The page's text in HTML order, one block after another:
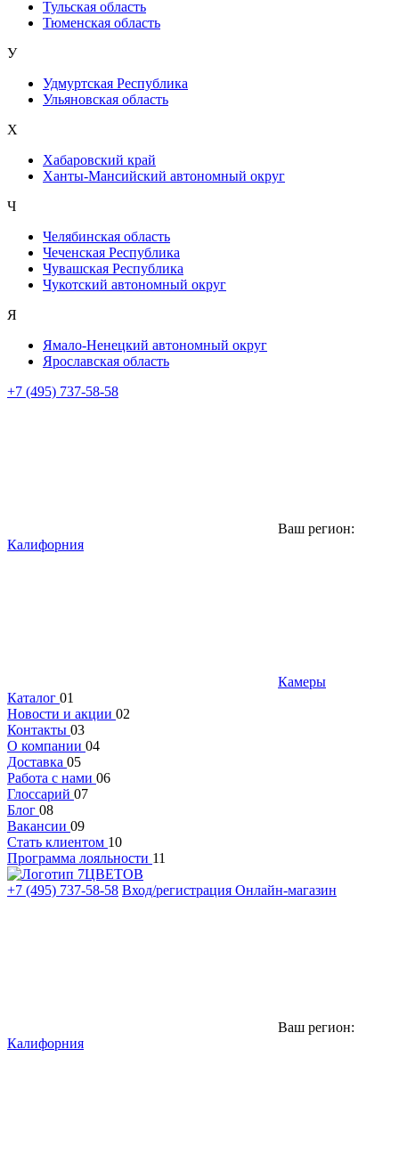
Тульская область
Тюменская область
У
Удмуртская Республика
Ульяновская область
Х
Хабаровский край
Ханты-Мансийский автономный округ
Ч
Челябинская область
Чеченская Республика
Чувашская Республика
Чукотский автономный округ
Я
Ямало-Ненецкий автономный округ
Ярославская область
+7 (495) 737-58-58
Ваш регион:
Калифорния
Камеры
Каталог 01
Новости и акции 02
Контакты 03
О компании 04
Доставка 05
Работа с нами 06
Глоссарий 07
Блог 08
Вакансии 09
Стать клиентом 10
Программа лояльности 11
+7 (495) 737-58-58 Вход/регистрация Онлайн-магазин
Ваш регион:
Калифорния